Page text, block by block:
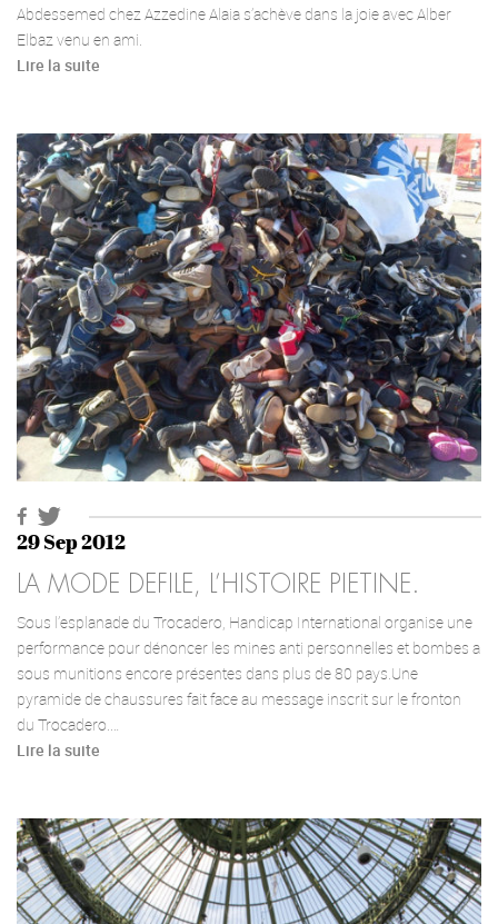
Abdessemed chez Azzedine Alaia s’achève dans la joie avec Alber
Elbaz venu en ami.
Lire la suite
29 Sep 2012
LA MODE DEFILE, L’HISTOIRE PIETINE.
Sous l’esplanade du Trocadero, Handicap International organise une
performance pour dénoncer les mines anti personnelles et bombes a
sous munitions encore présentes dans plus de 80 pays.Une
pyramide de chaussures fait face au message inscrit sur le fronton
du Trocadero.…
Lire la suite